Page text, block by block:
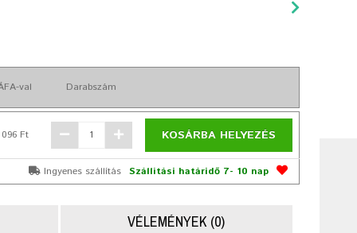
val Darabszám
Ft KOSÁRBA HELYEZÉS
Szállítási határidő 7- 10 nap
Ingyenes szállítás
VÉLEMÉNYEK (0)